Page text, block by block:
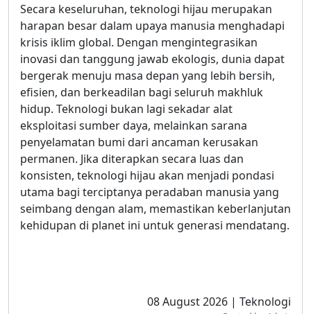
Secara keseluruhan, teknologi hijau merupakan
harapan besar dalam upaya manusia menghadapi
krisis iklim global. Dengan mengintegrasikan
inovasi dan tanggung jawab ekologis, dunia dapat
bergerak menuju masa depan yang lebih bersih,
efisien, dan berkeadilan bagi seluruh makhluk
hidup. Teknologi bukan lagi sekadar alat
eksploitasi sumber daya, melainkan sarana
penyelamatan bumi dari ancaman kerusakan
permanen. Jika diterapkan secara luas dan
konsisten, teknologi hijau akan menjadi pondasi
utama bagi terciptanya peradaban manusia yang
seimbang dengan alam, memastikan keberlanjutan
kehidupan di planet ini untuk generasi mendatang.
08 August 2026 | Teknologi